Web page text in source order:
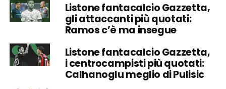
Listone fantacalcio Gazzetta,
gli attaccanti più quotati:
Ramos c’è ma insegue
Listone fantacalcio Gazzetta,
i centrocampisti più quotati:
Calhanoglu meglio di Pulisic